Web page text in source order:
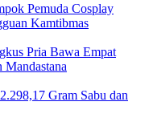
Pemuda Cosplay
Kamtibmas
Pria Bawa Empat
Mandastana
Gram Sabu dan